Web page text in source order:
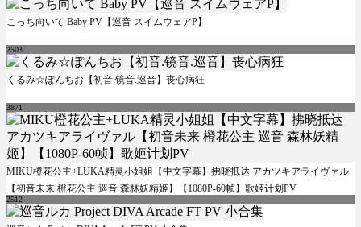
こっち向いて Baby PV【巡音 スイムウェアP】
2503
くるみ☆ぽんちお【初音.镜音.巡音】丧心病狂
3871
MIKU橙花公主+LUKA精灵小姐姐【中文字幕】拂晓抵达 アカツキアライヴァル
【初音未来 橙花公主 巡音 森林妖精姬】【1080P-60帧】歌姬计划PV
2512